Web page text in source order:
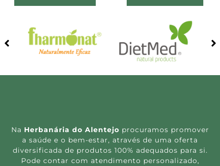
Na Herbanária do Alentejo procuramos promover
a saúde e o bem-estar, através de uma oferta
diversificada de produtos 100% adequados para si.
Pode contar com atendimento personalizado,